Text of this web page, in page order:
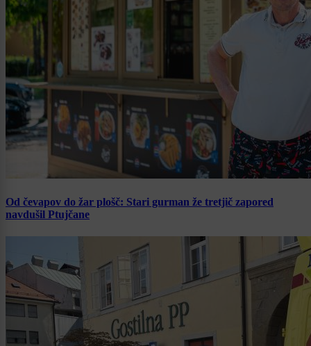
Od čevapov do žar plošč: Stari gurman že tretjič zapored
navdušil Ptujčane